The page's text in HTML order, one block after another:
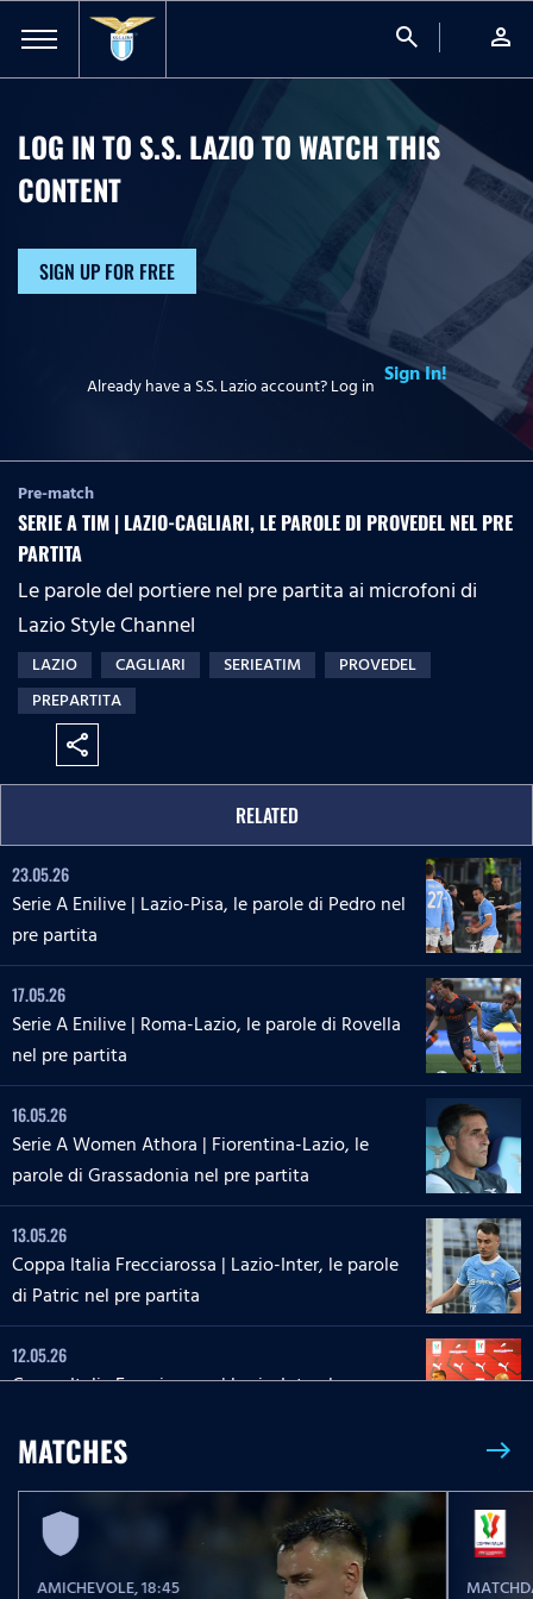
search person
LOG IN TO S.S. LAZIO TO WATCHTHIS
CONTENT
SIGN UP FOR FREE
Already have a S.S. Lazio account? Log in Sign In!
Pre-match
SERIE A TIM | LAZIO-CAGLIARI, LE PAROLE DI PROVEDEL NEL PRE
PARTITA
Le parole del portiere nel pre partita ai microfoni di
Lazio Style Channel
LAZIO CAGLIARI SERIEATIM
PROVEDEL
PREPARTITA
share
RELATED
23.05.26
Serie A Enilive | Lazio-Pisa, le parole di Pedro nel
pre partita
17.05.26
Serie A Enilive | Roma-Lazio, le parole di Rovella
nel pre partita
16.05.26
Serie A Women Athora | Fiorentina-Lazio, le
parole di Grassadonia nel pre partita
13.05.26
Coppa Italia Frecciarossa | Lazio-Inter, le parole
di Patric nel pre partita
12.05.26
Coppa Italia Frecciarossa | Lazio-Inter, la
Serie A Enilive | Lazio-Inter, le parole di Dele-
Bashiru nel pre partita
MATCHES east
AMICHEVOLE, 18:45